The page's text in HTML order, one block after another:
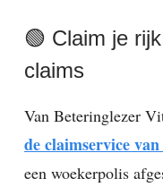
🟢 Claim je
claims
Van Beteringlezer
de claimservice
een woekerpolis